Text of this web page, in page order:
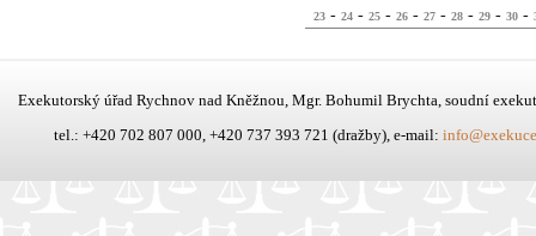
23 - 24 - 25 - 26 - 27 - 28 - 29 - 30 -
Exekutorský úřad Rychnov nad Kněžnou, Mgr. Bohumil Brychta, soudní
tel.: +420 702 807 000, +420 737 393 721 (dražby), e-mail: